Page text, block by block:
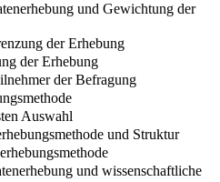
und Gewichtung der
der Erhebung
der Erhebung
der Befragung
Auswahl
und Struktur
und wissenschaftliche